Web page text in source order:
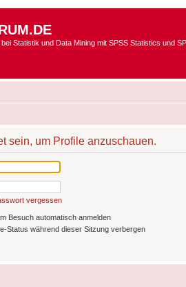
Statistik und Data Mining mit SPSS Statistics und
sein, um Profile anzuschauen.
vergessen
Besuch automatisch anmelden
Status während dieser Sitzung verbergen